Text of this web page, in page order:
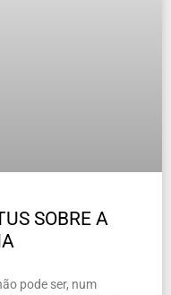
SOBRE A
pode ser, num